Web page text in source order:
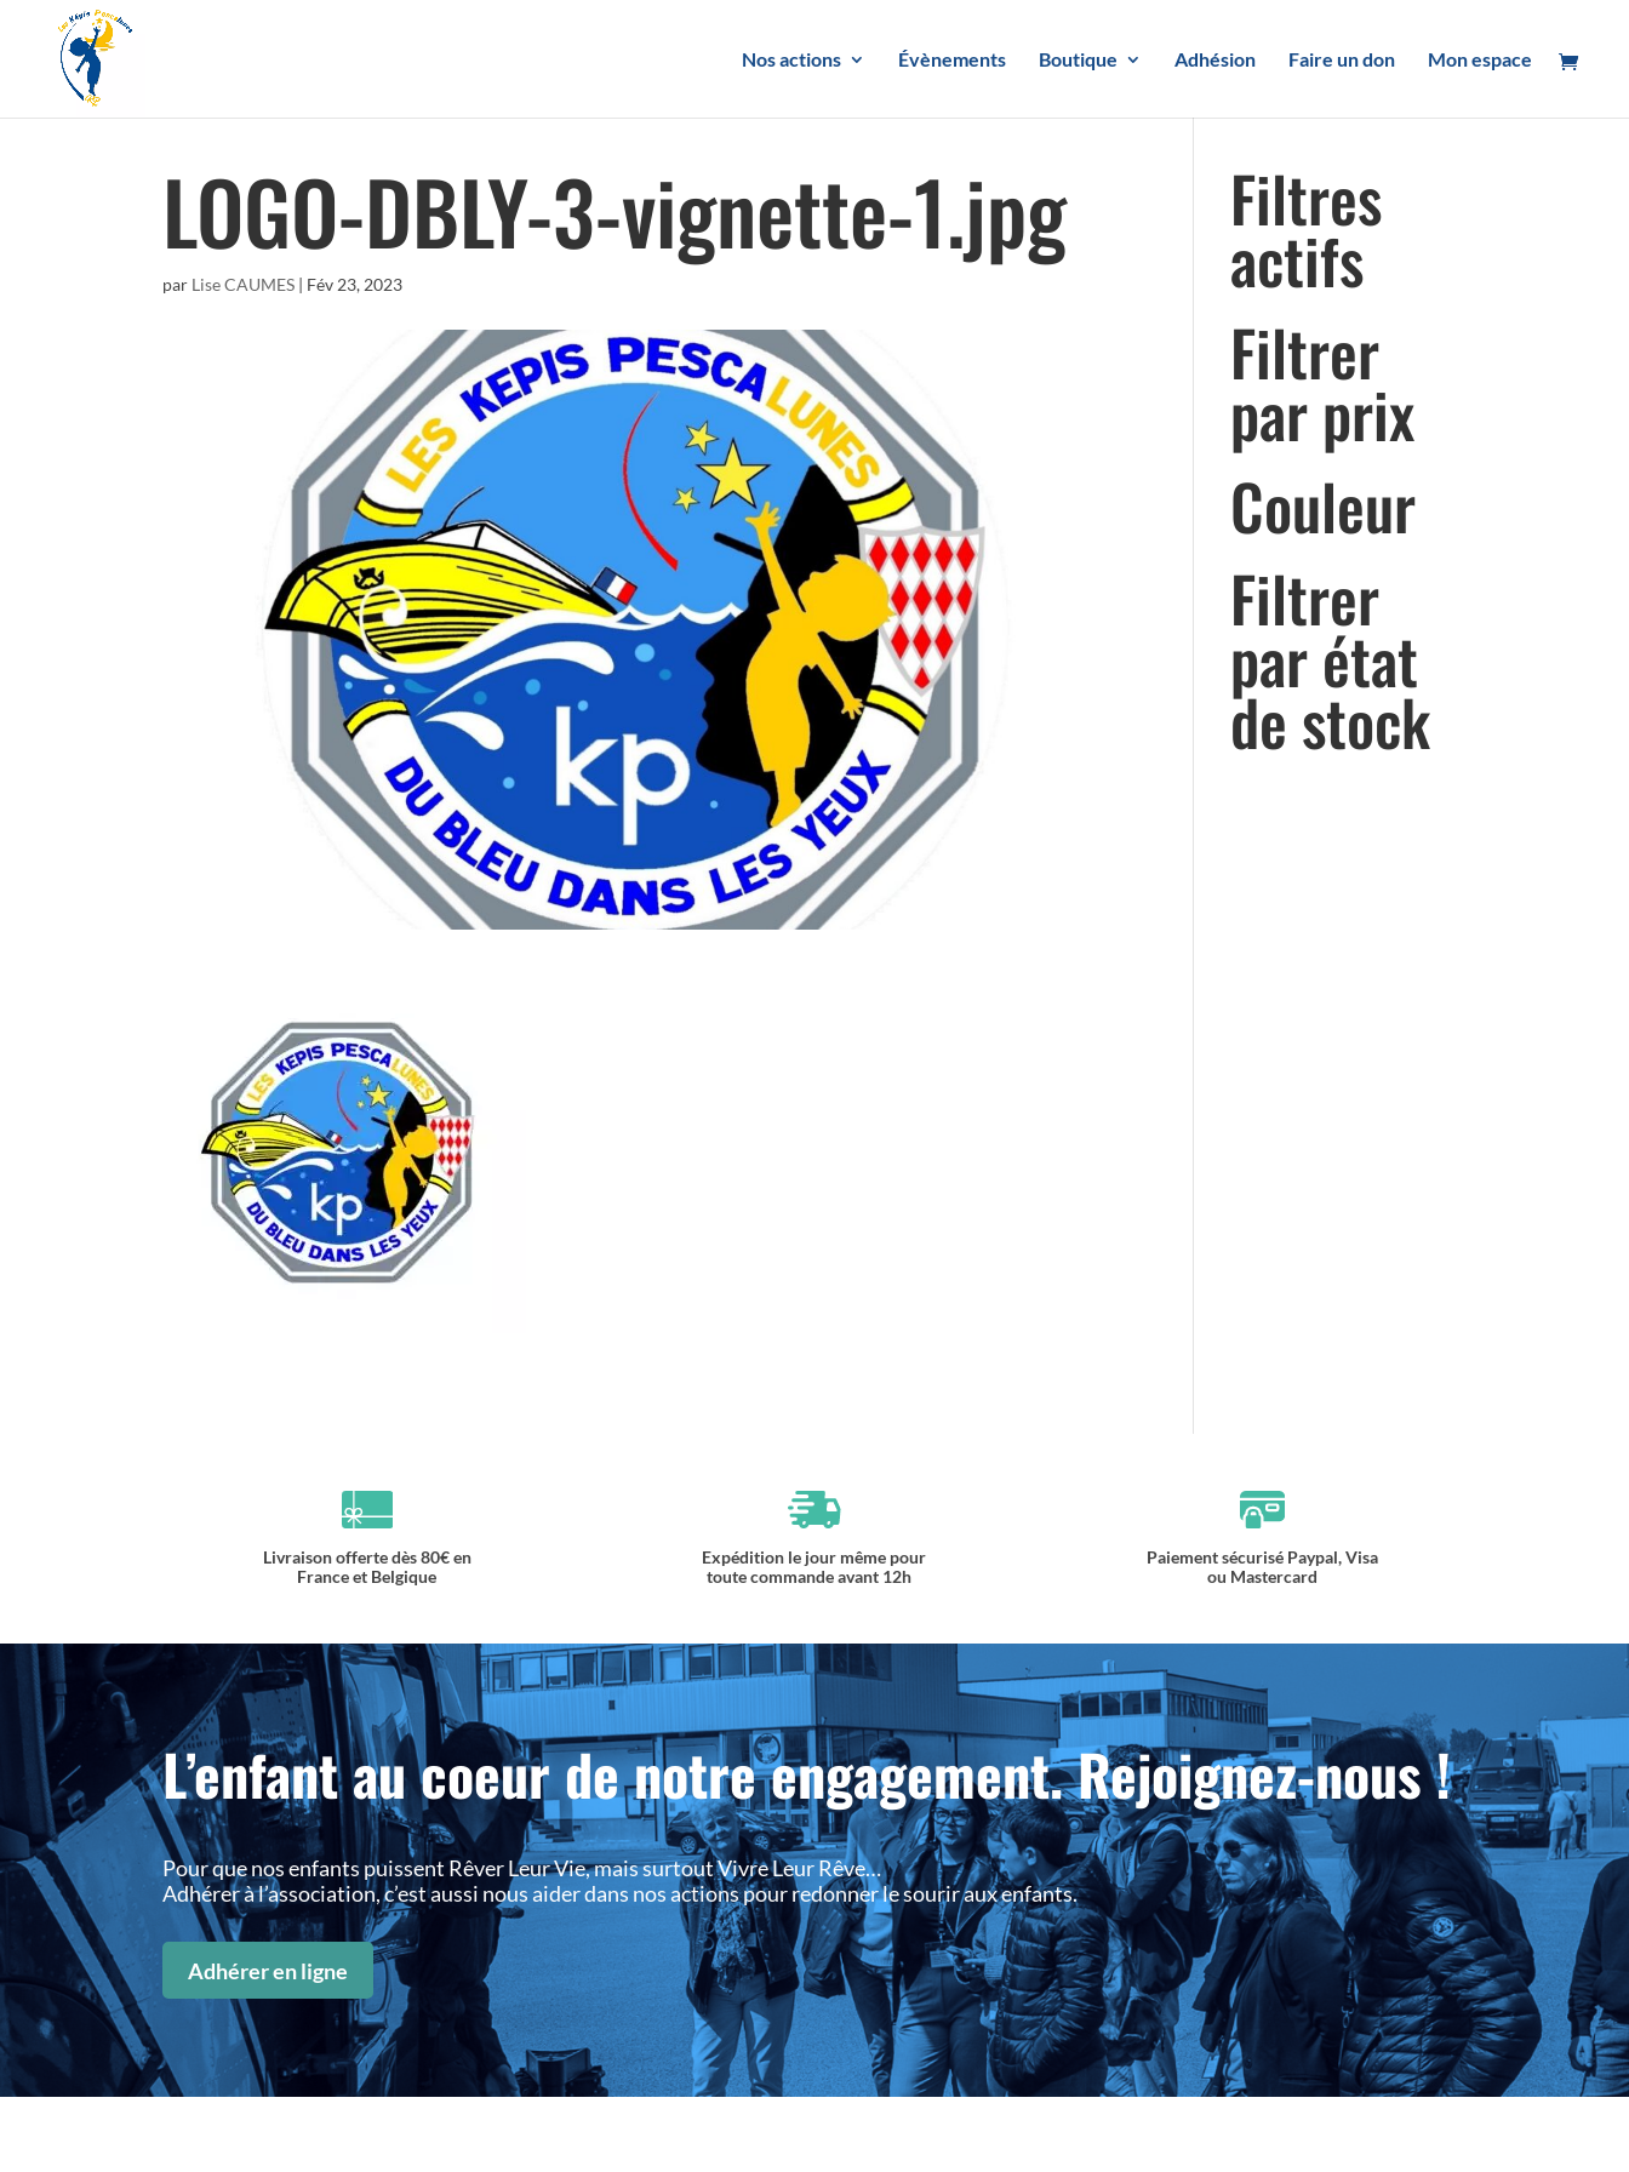
Nos actions Évènements Boutique Adhésion Faire un don Mon espace
LOGO-DBLY-3-vignette-1.jpg
par Lise CAUMES | Fév 23, 2023
Filtres
actifs
Filtrer
par prix
Couleur
Filtrer
par état
de stock
Livraison offerte dès 80€ en
France et Belgique
Expédition le jour même pour
toute commande avant 12h
Paiement sécurisé Paypal, Visa
ou Mastercard
L’enfant au coeur de notre engagement. Rejoignez-nous !
Pour que nos enfants puissent Rêver Leur Vie, mais surtout Vivre Leur Rêve…
Adhérer à l’association, c’est aussi nous aider dans nos actions pour redonner le sourir aux enfants.
Adhérer en ligne